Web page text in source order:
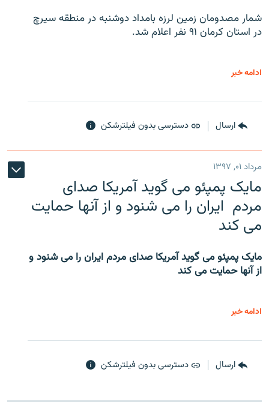
شمار مصدومان زمین لرزه بامداد دوشنبه در منطقه سیرچ
در استان کرمان ۹۱ نفر اعلام شد.
ادامه خبر
ارسال دسترسی بدون فیلترشکن
مرداد ۰۱, ۱۳۹۷
مایک پمپئو می گوید آمریکا صدای
مردم ایران را می شنود و از آنها حمایت
می کند
مایک پمپئو می گوید آمریکا صدای مردم ایران را می شنود و
از آنها حمایت می کند
ادامه خبر
ارسال دسترسی بدون فیلترشکن